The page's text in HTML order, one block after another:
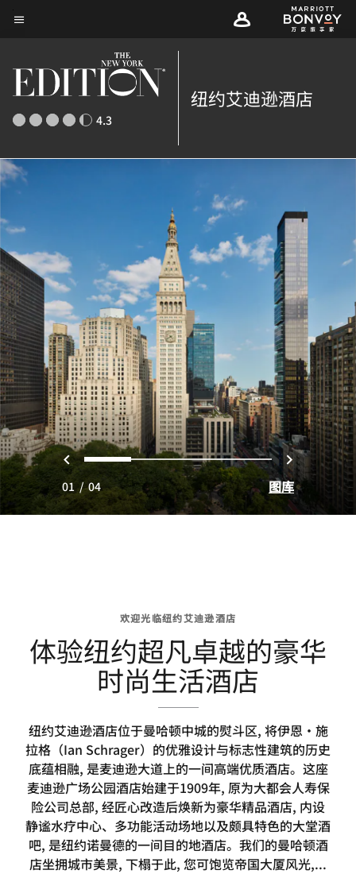
Skip
content
4.3
纽约艾迪逊酒店
上一页
0 1 2 3 下一页
01 /04 图库
欢迎光临纽约艾迪逊酒店
体验纽约超凡卓越的豪华
时尚生活酒店
纽约艾迪逊酒店位于曼哈顿中城的熨斗区, 将伊恩·施
拉格（Ian Schrager）的优雅设计与标志性建筑的历史
底蕴相融, 是麦迪逊大道上的一间高端优质酒店。这座
麦迪逊广场公园酒店始建于1909年, 原为大都会人寿保
险公司总部, 经匠心改造后焕新为豪华精品酒店, 内设
静谧水疗中心、多功能活动场地以及颇具特色的大堂酒
吧, 是纽约诺曼德的一间目的地酒店。我们的曼哈顿酒
店坐拥城市美景, 下榻于此, 您可饱览帝国大厦风光,...